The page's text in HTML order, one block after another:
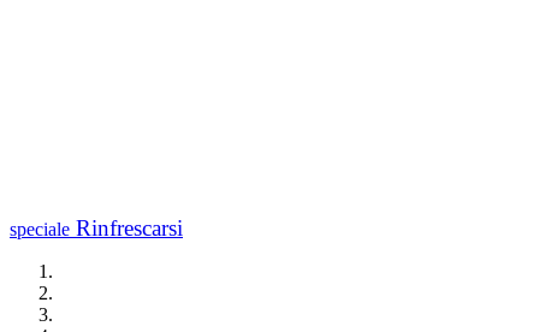
speciale Rinfrescarsi